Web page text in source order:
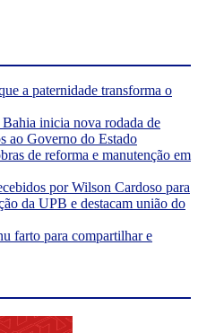
a paternidade transforma o
inicia nova rodada de
ao Governo do Estado
de reforma e manutenção em
por Wilson Cardoso para
da UPB e destacam união do
farto para compartilhar e